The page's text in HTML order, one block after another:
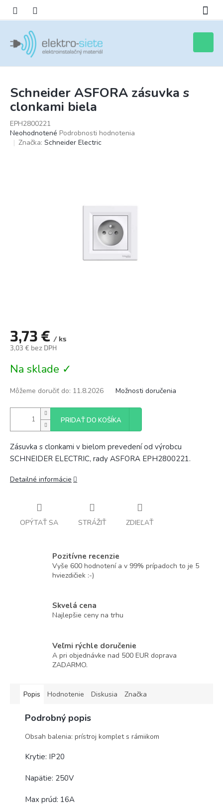
obsah
košík
Schneider ASFORA zásuvka s
clonkami biela
EPH2800221
Priemerné
hodnotenie
Neohodnotené Podrobnosti hodnotenia
Značka: Schneider Electric
3,73 € / ks
3,03 € bez DPH
cena:
Na sklade ✓
Môžeme doručiť do: 11.8.2026 Možnosti doručenia
PRIDAŤ DO KOŠÍKA
Zásuvka s clonkami v bielom prevedení od výrobcu
SCHNEIDER ELECTRIC, rady ASFORA EPH2800221.
Detailné informácie
OPÝTAŤ SA STRÁŽIŤ ZDIEĽAŤ
Pozitívne recenzie
Vyše 600 hodnotení a v 99% prípadoch to je 5
hviezdičiek :-)
Skvelá cena
Najlepšie ceny na trhu
Veľmi rýchle doručenie
A pri objednávke nad 500 EUR doprava
ZADARMO.
Popis Hodnotenie Diskusia Značka
Podrobný popis
Obsah balenia: prístroj komplet s rámiikom
Krytie: IP20
Napätie: 250V
Max prúd: 16A